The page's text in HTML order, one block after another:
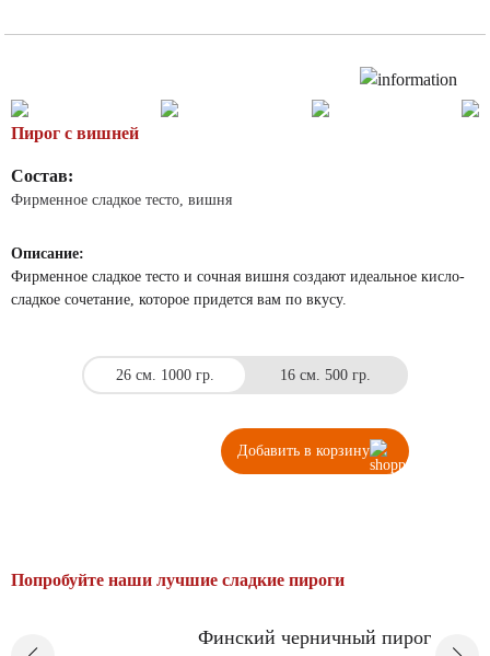
Пирог с вишней
Состав:
Фирменное сладкое тесто, вишня
Описание:
Фирменное сладкое тесто и сочная вишня создают идеальное кисло-
сладкое сочетание, которое придется вам по вкусу.
26 см. 1000 гр. 16 см. 500 гр.
Количество
товара
Добавить в корзину
Попробуйте наши лучшие сладкие пироги
Финский черничный пирог